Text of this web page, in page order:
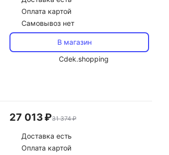
Оплата картой
Самовывоз нет
В магазин
Cdek.shopping
27 013 ₽31 374 ₽
Доставка есть
Оплата картой